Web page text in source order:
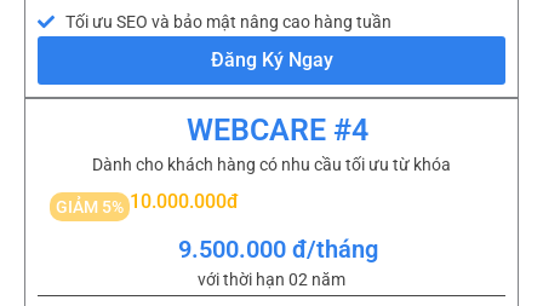
Tối ưu SEO và bảo mật nâng cao hàng tuần
Đăng Ký Ngay
WEBCARE #4
Dành cho khách hàng có nhu cầu tối ưu từ khóa
GIẢM 5% 10.000.000đ
9.500.000 đ/tháng
với thời hạn 02 năm